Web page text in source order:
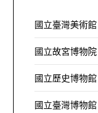
國立臺灣美術館
國立故宮博物院
國立歷史博物館
國立臺灣博物館